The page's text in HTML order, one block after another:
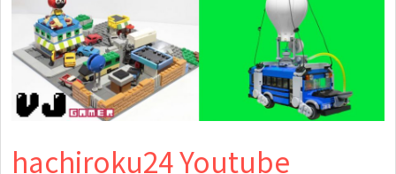
hachiroku24 Youtube